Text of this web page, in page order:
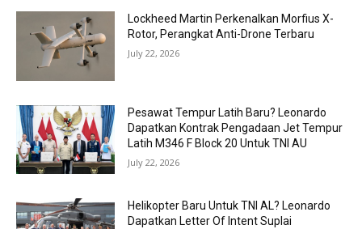
Lockheed Martin Perkenalkan Morfius X-
Rotor, Perangkat Anti-Drone Terbaru
July 22, 2026
Pesawat Tempur Latih Baru? Leonardo
Dapatkan Kontrak Pengadaan Jet Tempur
Latih M346 F Block 20 Untuk TNI AU
July 22, 2026
Helikopter Baru Untuk TNI AL? Leonardo
Dapatkan Letter Of Intent Suplai